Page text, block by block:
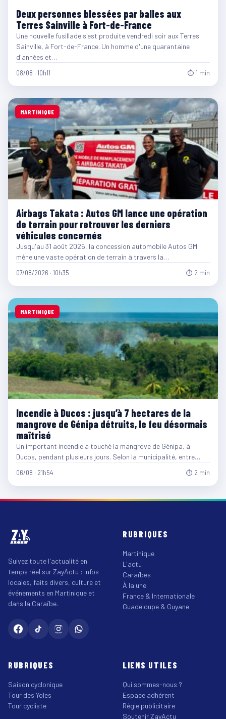
Deux personnes blessées par balles aux
Terres Sainville à Fort-de-France
Une nouvelle fusillade s'est produite vendredi soir aux Terres
Sainville, à Fort-de-France. Un homme d'une quarantaine
d'années et…
08/08 · 10h11 ⏱ 1 min
MARTINIQUE
Airbags Takata : Autos GM lance une opération
de terrain pour retrouver les derniers
véhicules concernés
Jusqu'au 31 août 2026, la concession automobile Autos GM
mène une vaste opération de terrain à travers la…
07/08/2026 · 10h35 ⏱ 2 min
MARTINIQUE
Incendie à Ducos : jusqu’à 7 hectares de la
mangrove de Génipa détruits, le feu désormais
maîtrisé
Un important incendie a touché la mangrove de Génipa, à
Ducos, pendant plusieurs jours. Selon la municipalité, entre…
06/08 · 21h54 ⏱ 2 min
Suivez toute l'actualité en
temps réel sur ZayActu : infos
locales, faits divers, culture et
événements en Martinique et
dans la Caraïbe.
RUBRIQUES
Martinique
L'actu
Caraïbes
À la une
France & Internationale
Guadeloupe & Guyane
RUBRIQUES
Saison cyclonique
Tour des Yoles
Tour cycliste
LIENS UTILES
Qui sommes-nous ?
Espace adhérent
Régie publicitaire
Soutenir ZayActu